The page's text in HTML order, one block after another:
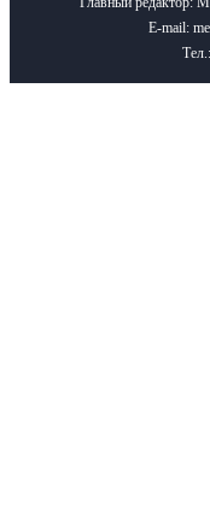
E-mail: